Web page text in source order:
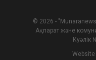
© 2026 -
Ақпарат және
Куәлік